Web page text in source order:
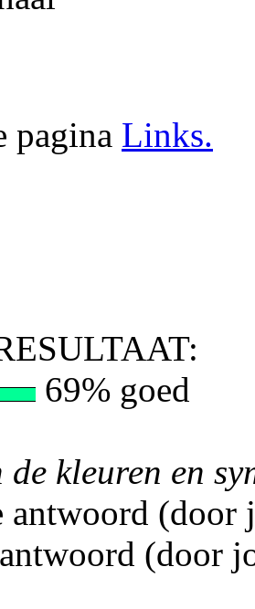
pagina Links.
69% goed
kleuren en
antwoord (door
(door